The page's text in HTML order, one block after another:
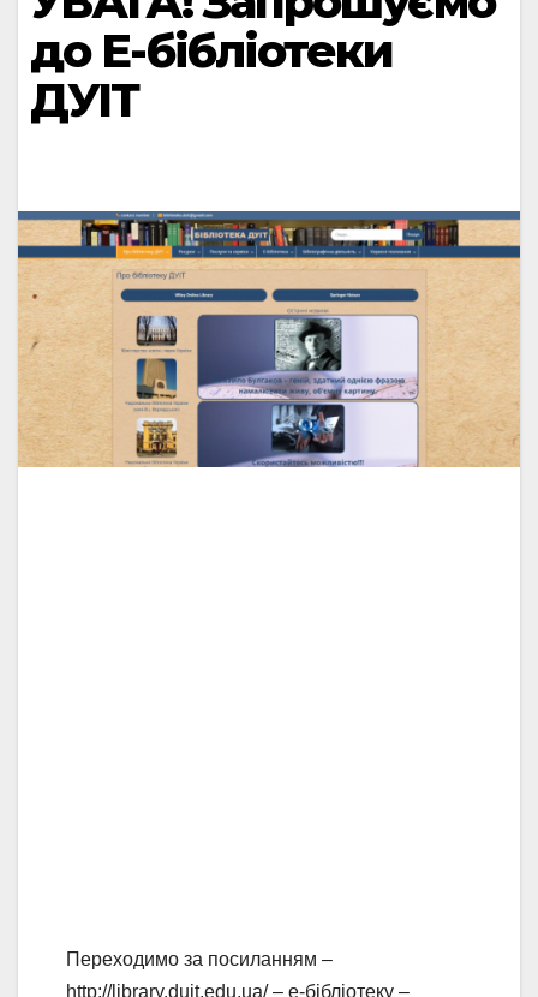
до Е-бібліотеки
ДУІТ
Переходимо за посиланням –
http://library.duit.edu.ua/ – е-бібліотеку –